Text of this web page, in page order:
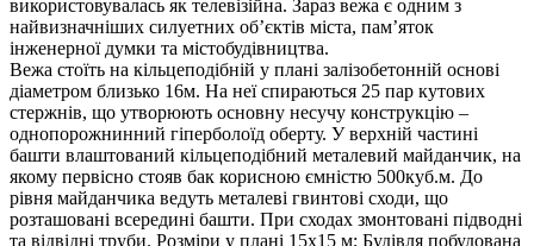
використовувалась як телевізійна. Зараз вежа є одним з
найвизначніших силуетних об’єктів міста, пам’яток
інженерної думки та містобудівництва.
Вежа стоїть на кільцеподібній у плані залізобетонній основі
діаметром близько 16м. На неї спираються 25 пар кутових
стержнів, що утворюють основну несучу конструкцію –
однопорожнинний гіперболоїд оберту. У верхній частині
башти влаштований кільцеподібний металевий майданчик, на
якому первісно стояв бак корисною ємністю 500куб.м. До
рівня майданчика ведуть металеві гвинтові сходи, що
розташовані всередині башти. При сходах змонтовані підводні
та відвідні труби. Розміри у плані 15х15 м; Будівля побудована